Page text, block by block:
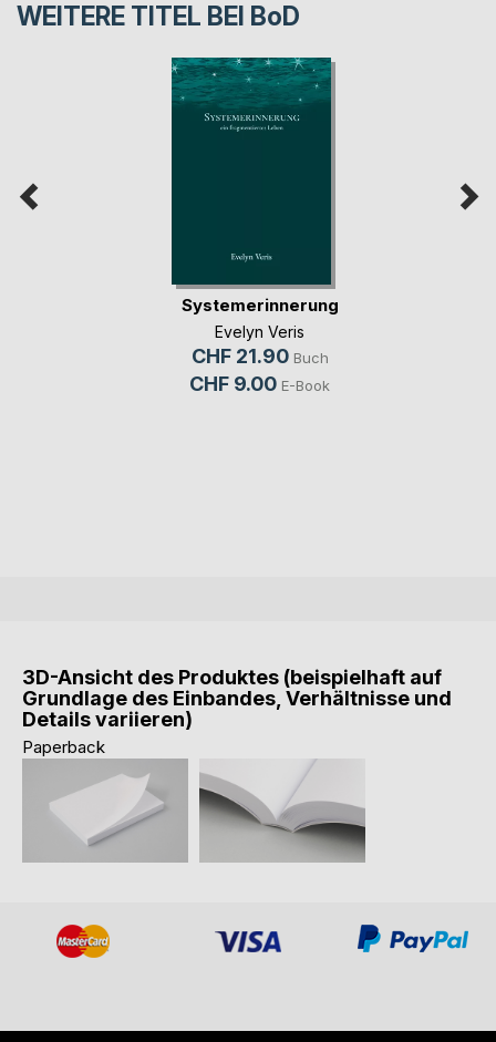
WEITERE TITEL BEI BoD
Systemerinnerung
Evelyn Veris
CHF 21.90 Buch
CHF 9.00 E-Book
3D-Ansicht des Produktes (beispielhaft auf
Grundlage des Einbandes, Verhältnisse und
Details variieren)
Paperback